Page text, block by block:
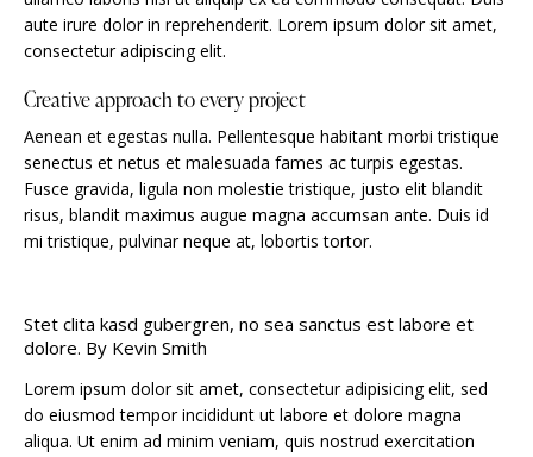
aute irure dolor in reprehenderit. Lorem ipsum dolor sit amet,
consectetur adipiscing elit.
Creative approach to every project
Aenean et egestas nulla. Pellentesque habitant morbi tristique
senectus et netus et malesuada fames ac turpis egestas.
Fusce gravida, ligula non molestie tristique, justo elit blandit
risus, blandit maximus augue magna accumsan ante. Duis id
mi tristique, pulvinar neque at, lobortis tortor.
Stet clita kasd gubergren, no sea sanctus est labore et
dolore. By Kevin Smith
Lorem ipsum dolor sit amet, consectetur adipisicing elit, sed
do eiusmod tempor incididunt ut labore et dolore magna
aliqua. Ut enim ad minim veniam, quis nostrud exercitation